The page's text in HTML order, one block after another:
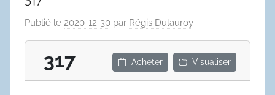
Publié le 2020-12-30 par Régis Dulauroy
317 Acheter Visualiser